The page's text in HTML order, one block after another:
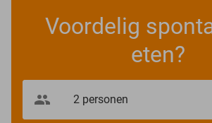
Voordelig
eten?